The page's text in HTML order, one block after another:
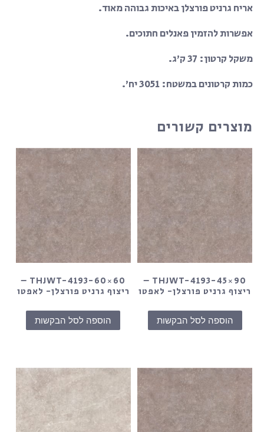
אריח גרניט פורצלן באיכות גבוהה מאוד.
אפשרות להזמין פאנלים חתוכים.
משקל קרטון: 37 ק’ג.
כמות קרטונים במשטח: 3051 יח’.
מוצרים קשורים
THJWT-4193-45×90 –
ריצוף גרניט פורצלן- לאפטו
הוספה לסל הבקשות
THJWT-4193-60×60 –
ריצוף גרניט פורצלן- לאפטו
הוספה לסל הבקשות